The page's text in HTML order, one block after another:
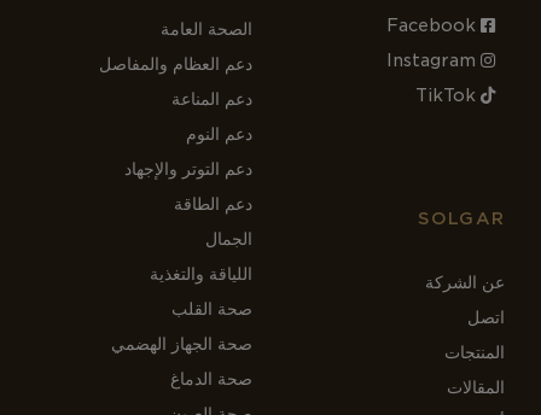
الصحة العامة
دعم العظام والمفاصل
دعم المناعة
دعم النوم
دعم التوتر والإجهاد
دعم الطاقة
الجمال
اللياقة والتغذية
صحة القلب
صحة الجهاز الهضمي
صحة الدماغ
SOLGAR
عن الشركة
اتصل
المنتجات
المقالات